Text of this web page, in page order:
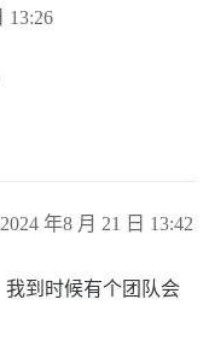
13:26
2024 年8 月 21 日 13:42
我到时候有个团队会